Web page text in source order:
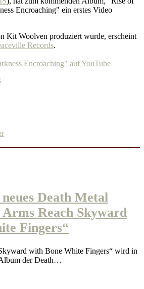
Encroaching" ein erstes Video
Kit Woolven produziert wurde, erscheint
Records.
Encroaching" auf YouTube
Death Metal
Reach Skyward
Fingers“
with Bone White Fingers“ wird in
der Death…